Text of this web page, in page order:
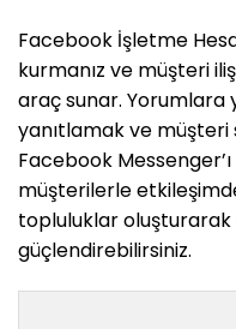
Facebook İşletme
kurmanız ve müşteri
araç sunar. Yorumlara
yanıtlamak ve müşteri
Facebook
müşterilerle
topluluklar oluşturarak
güçlendirebilirsiniz.